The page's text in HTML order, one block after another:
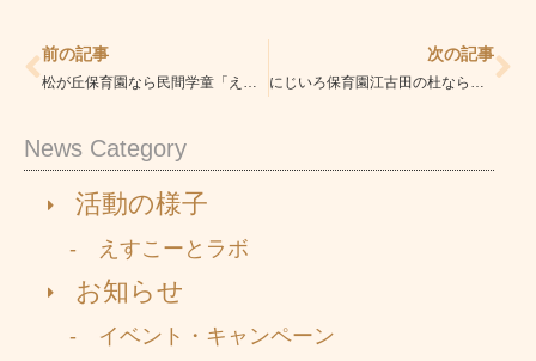
News Category
活動の様子
- えすこーとラボ
お知らせ
- イベント・キャンペーン
前の記事
松が丘保育園なら民間学童「えすこーと落合南長崎校」|安心の学童|学習指導・習い事も充実
次の記事
にじいろ保育園江古田の杜なら民間学童「えすこーと落合南長崎校」|安心の学童|学習指導・習い事も充実